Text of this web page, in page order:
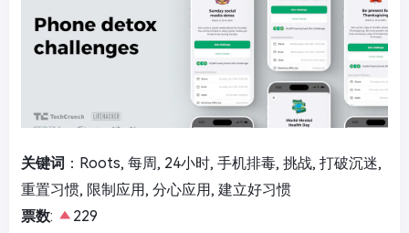
关键词 ：Roots, 每周, 24小时, 手机排毒, 挑战, 打破沉迷,
重置习惯, 限制应用, 分心应用, 建立好习惯
票数:
229